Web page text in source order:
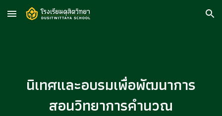
Skip to main content Skip to navigation
นิเทศและอบรมเพื่อพัฒนาการ
สอนวิทยาการคำนวณ